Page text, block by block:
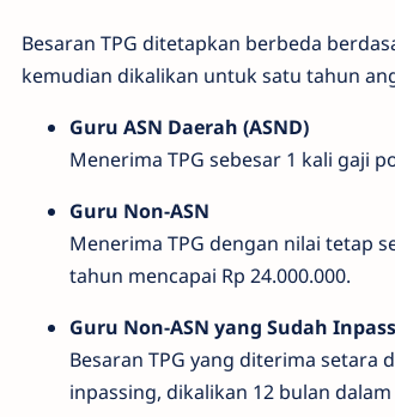
Besaran TPG ditetapkan berbeda
kemudian dikalikan untuk satu tahun
Guru ASN Daerah (ASND)
Menerima TPG sebesar 1 kali gaji
Guru Non-ASN
Menerima TPG dengan nilai tetap
tahun mencapai Rp 24.000.000.
Guru Non-ASN yang Sudah
Besaran TPG yang diterima setara
inpassing, dikalikan 12 bulan